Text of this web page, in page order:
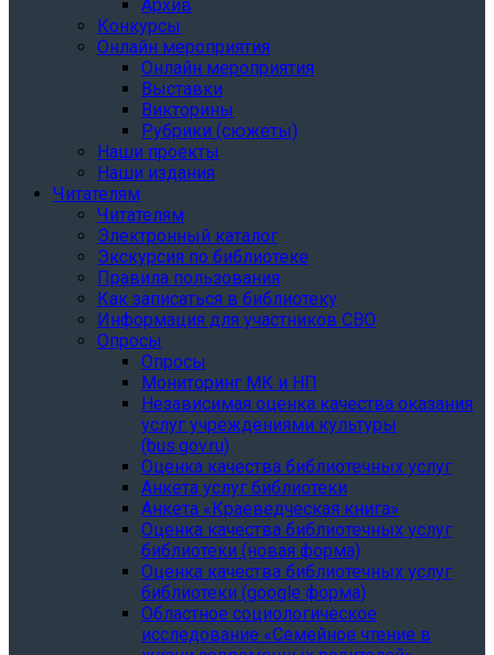
Архив
Конкурсы
Онлайн мероприятия
Онлайн мероприятия
Выставки
Викторины
Рубрики (сюжеты)
Наши проекты
Наши издания
Читателям
Читателям
Электронный каталог
Экскурсия по библиотеке
Правила пользования
Как записаться в библиотеку
Информация для участников СВО
Опросы
Опросы
Мониторинг МК и НП
Независимая оценка качества оказания
услуг учреждениями культуры
(bus.gov.ru)
Оценка качества библиотечных услуг
Анкета услуг библиотеки
Анкета «Краеведческая книга»
Oценка качества библиотечных услуг
библиотеки (новая форма)
Oценка качества библиотечных услуг
библиотеки (google форма)
Областное социологическое
исследование «Семейное чтение в